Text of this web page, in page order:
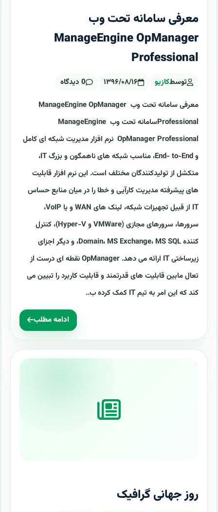
معرفی سامانه تحت وب
ManageEngine OpManager
Professional
توسطکازیو ۱۳۹۶/۰۸/۱۶ 0 دیدگاه
معرفی سامانه تحت وب ManageEngine OpManager
Professionalسامانه تحت وب ManageEngine
OpManager Professional نرم افزار مدیریت شبکه ای کامل
و End- to-End، مناسب شبکه های ناهمگون و بزرگ IT،
متکشل از تولیدکنندگان مختلف است. این نرم افزار قابلیت
های پیشرفته مدیریت کارآیی و خطا را در میان منابع حساس
IT از قبیل تجهیزات شبکه، لینک های WAN و یا VoIP،
سرورها، سرورهای مجازی (VMWare و Hyper-V)، کنترل
کننده Domain، MS Exchange، MS SQL، و دیگر اجزای
زیرساختی IT ارائه می دهد. OpManager نقطه ای درست از
تعال مابین قابلیت های قدرتمند و قابلیت کاربرد را تبیین می
کند که این امر به تیم IT کمک کرده ب..
ادامه مطلب
روز جهانی گرافیک